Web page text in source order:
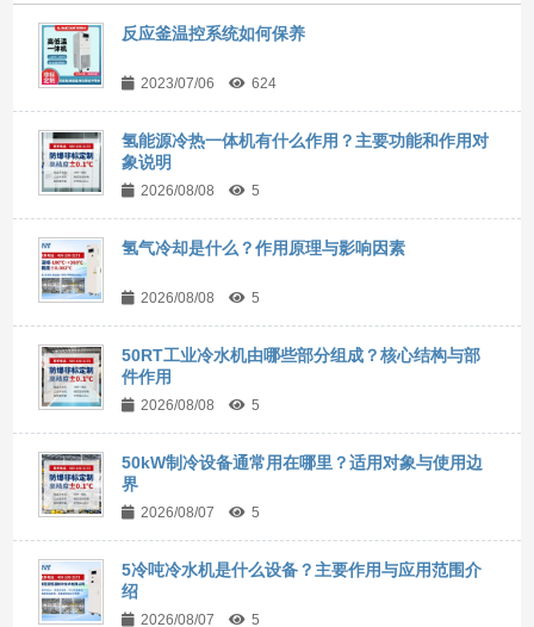
反应釜温控系统如何保养
2023/07/06 624
氢能源冷热一体机有什么作用？主要功能和作用对
象说明
2026/08/08 5
氢气冷却是什么？作用原理与影响因素
2026/08/08 5
50RT工业冷水机由哪些部分组成？核心结构与部
件作用
2026/08/08 5
50kW制冷设备通常用在哪里？适用对象与使用边
界
2026/08/07 5
5冷吨冷水机是什么设备？主要作用与应用范围介
绍
2026/08/07 5